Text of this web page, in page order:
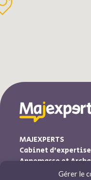
Gérer le
MAJEXPERTS
Cabinet
Annemasse et
Majexperts est inscrite au